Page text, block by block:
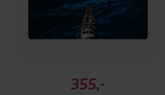
355,-